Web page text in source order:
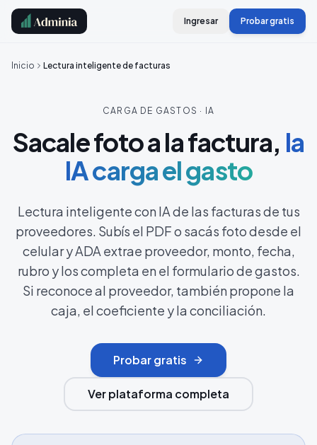
Ingresar Probar gratis
Inicio Lectura inteligente de facturas
CARGA DE GASTOS · IA
Sacale foto a la factura, la
IA carga el gasto
Lectura inteligente con IA de las facturas de tus
proveedores. Subís el PDF o sacás foto desde el
celular y ADA extrae proveedor, monto, fecha,
rubro y los completa en el formulario de gastos.
Si reconoce al proveedor, también propone la
caja, el coeficiente y la conciliación.
Probar gratis
Ver plataforma completa